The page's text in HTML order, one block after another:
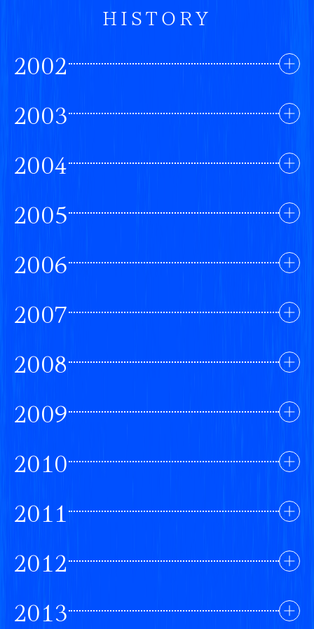
HISTORY
2002
2003
2004
2005
2006
2007
2008
2009
2010
2011
2012
2013